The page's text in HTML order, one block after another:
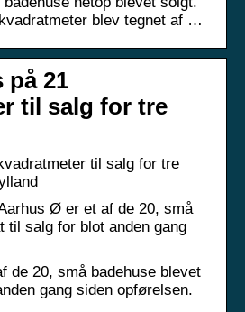
blev tegnet af …
på 21
til salg for tre
til salg for tre
Ø er et af de 20, små
til salg for blot anden gang
de 20, små badehuse blevet
gang siden opførelsen.